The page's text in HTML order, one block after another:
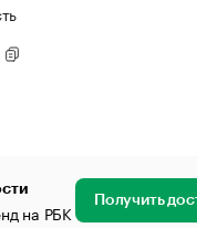
на РБК Получить